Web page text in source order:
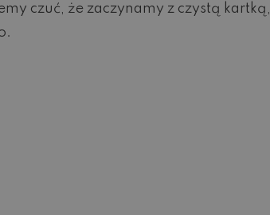
czuć, że zaczynamy z czystą kartką,